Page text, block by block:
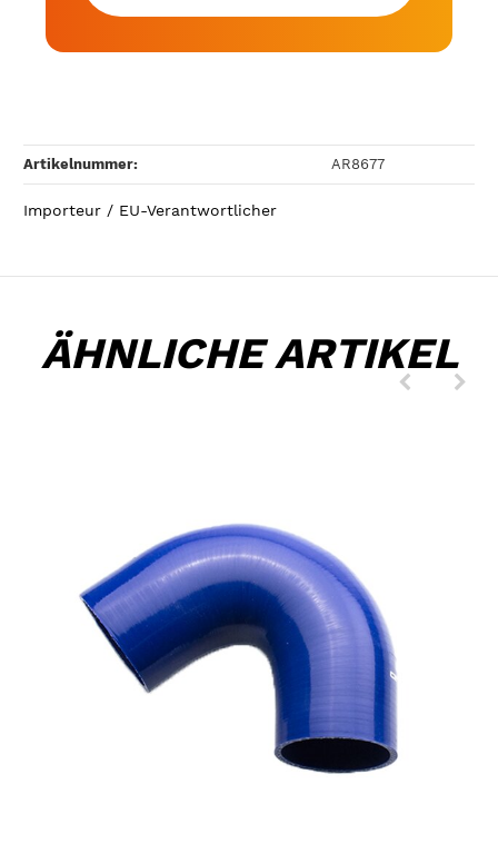
Artikelnummer: AR8677
Importeur / EU-Verantwortlicher
ÄHNLICHE ARTIKEL